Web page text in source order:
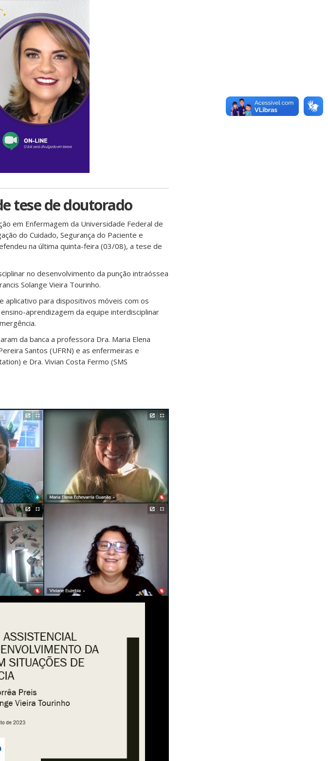
tese de doutorado
em Enfermagem da Universidade Federal de
do Cuidado, Segurança do Paciente e
na última quinta-feira (03/08), a tese de
no desenvolvimento da punção intraóssea
Solange Vieira Tourinho.
para dispositivos móveis com os
aprendizagem da equipe interdisciplinar
da banca a professora Dra. Maria Elena
Santos (UFRN) e as enfermeiras e
e Dra. Vivian Costa Fermo (SMS